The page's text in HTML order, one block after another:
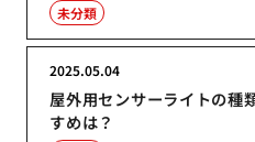
未分類
屋外用センサーライトの種
すめは？
2025.05.04